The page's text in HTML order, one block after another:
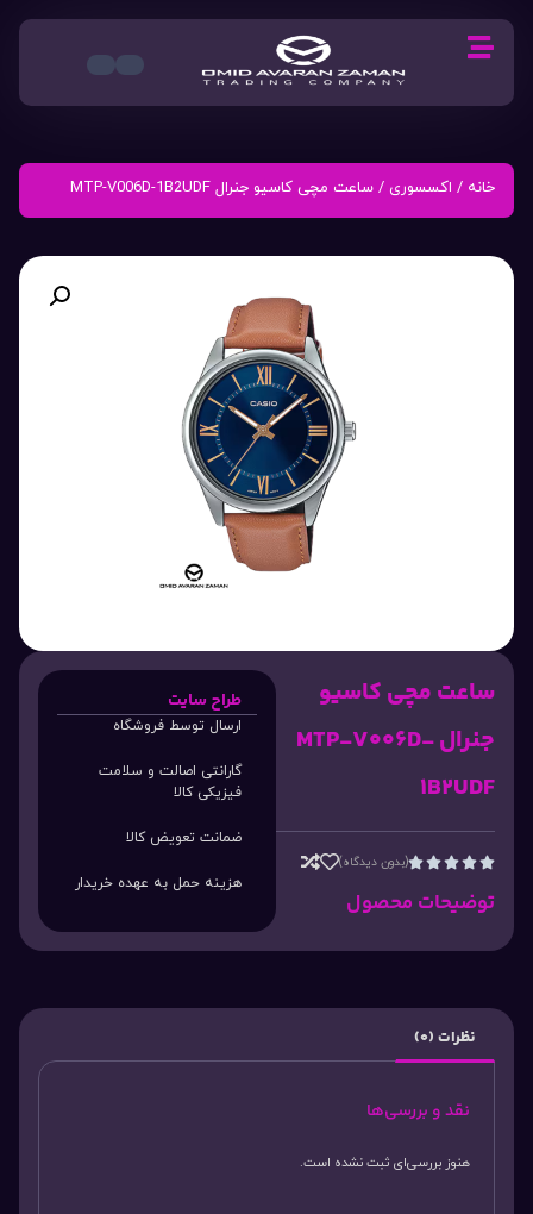
خانه / اکسسوری / ساعت مچی کاسیو جنرال MTP-V006D-1B2UDF
ساعت مچی کاسیو
جنرال MTP-V006D-
1B2UDF




(بدون دیدگاه)
توضیحات محصول
طراح سایت
ارسال توسط فروشگاه
گارانتی اصالت و سلامت
فیزیکی کالا
ضمانت تعویض کالا
هزینه حمل به عهده خریدار
نظرات (0)
نقد و بررسی‌ها
هنوز بررسی‌ای ثبت نشده است.